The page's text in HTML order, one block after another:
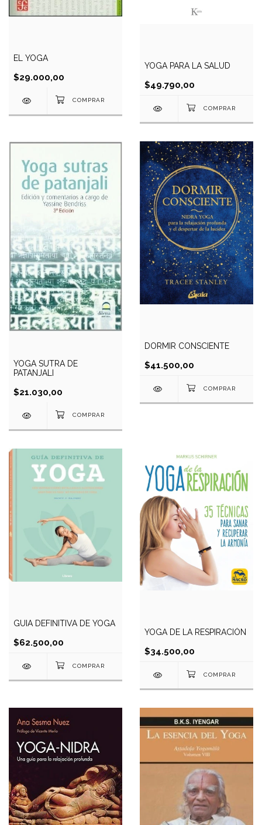
EL YOGA
$29.000,00
YOGA PARA LA SALUD
$49.790,00
YOGA SUTRA DE
PATANJALI
$21.030,00
DORMIR CONSCIENTE
$41.500,00
GUIA DEFINITIVA DE YOGA
$62.500,00
YOGA DE LA RESPIRACIÓN
$34.500,00